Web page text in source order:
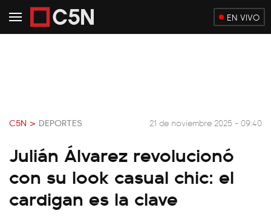
EN VIVO
C5N > DEPORTES 21 de noviembre 2025 - 09:40
Julián Álvarez revolucionó
con su look casual chic: el
cardigan es la clave